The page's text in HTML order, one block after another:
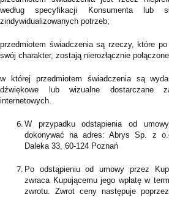
według specyfikacji Konsumenta lub
zindywidualizowanych potrzeb;
przedmiotem świadczenia są rzeczy, które
swój charakter, zostają nierozłącznie
w której przedmiotem świadczenia są
dźwiękowe lub wizualne dostarczane
internetowych.
W przypadku odstąpienia od
dokonywać na adres: Abrys Sp. z
Daleka 33, 60-124 Poznań
Po odstąpieniu od umowy przez
zwraca Kupującemu jego wpłatę w
zwrotu. Zwrot ceny następuje